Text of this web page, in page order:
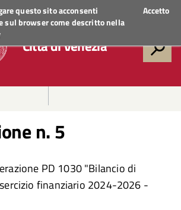
questo sito acconsenti
sul browser come descritto nella
Accetto
AI SERVIZI
Città di Venezia
Condividi
Facebook
su
Condividi
n. 5
PD 1030 "Bilancio di
finanziario 2024-2026 -